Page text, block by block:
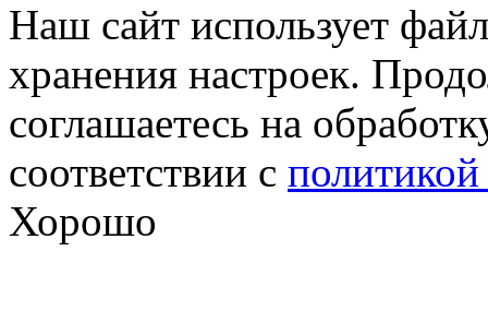
Наш сайт использует
хранения настроек.
соглашаетесь на
соответствии с
Хорошо